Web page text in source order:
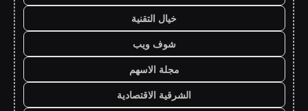
خيال التقنية
شوف ويب
مجلة الاسهم
الشرقية الاقتصادية